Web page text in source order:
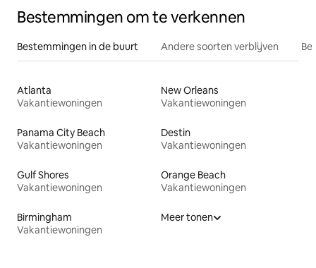
Bestemmingen om te verkennen
Bestemmingen in de buurt Andere soorten verblijven
Atlanta
Vakantiewoningen
New Orleans
Vakantiewoningen
Panama City Beach
Vakantiewoningen
Destin
Vakantiewoningen
Gulf Shores
Vakantiewoningen
Orange Beach
Vakantiewoningen
Birmingham
Vakantiewoningen
Meer tonen